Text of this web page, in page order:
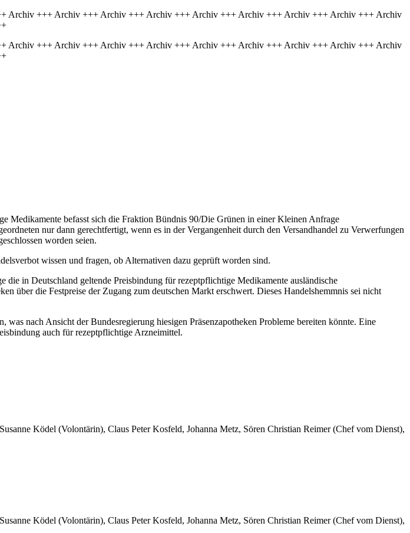
+++ Archiv +++ Archiv +++ Archiv +++ Archiv +++ Archiv +++ Archiv +++ Archiv +++ Archiv
+++ Archiv +++ Archiv +++ Archiv +++ Archiv +++ Archiv +++ Archiv +++ Archiv +++ Archiv
Medikamente befasst sich die Fraktion Bündnis 90/Die Grünen in einer Kleinen Anfrage
nur dann gerechtfertigt, wenn es in der Vergangenheit durch den Versandhandel zu Verwerfungen
worden seien.
wissen und fragen, ob Alternativen dazu geprüft worden sind.
in Deutschland geltende Preisbindung für rezeptpflichtige Medikamente ausländische
über die Festpreise der Zugang zum deutschen Markt erschwert. Dieses Handelshemmnis sei nicht
nach Ansicht der Bundesregierung hiesigen Präsenzapotheken Probleme bereiten könnte. Eine
auch für rezeptpflichtige Arzneimittel.
Susanne Ködel (Volontärin), Claus Peter Kosfeld, Johanna Metz, Sören Christian Reimer (Chef vom Dienst),
Susanne Ködel (Volontärin), Claus Peter Kosfeld, Johanna Metz, Sören Christian Reimer (Chef vom Dienst),